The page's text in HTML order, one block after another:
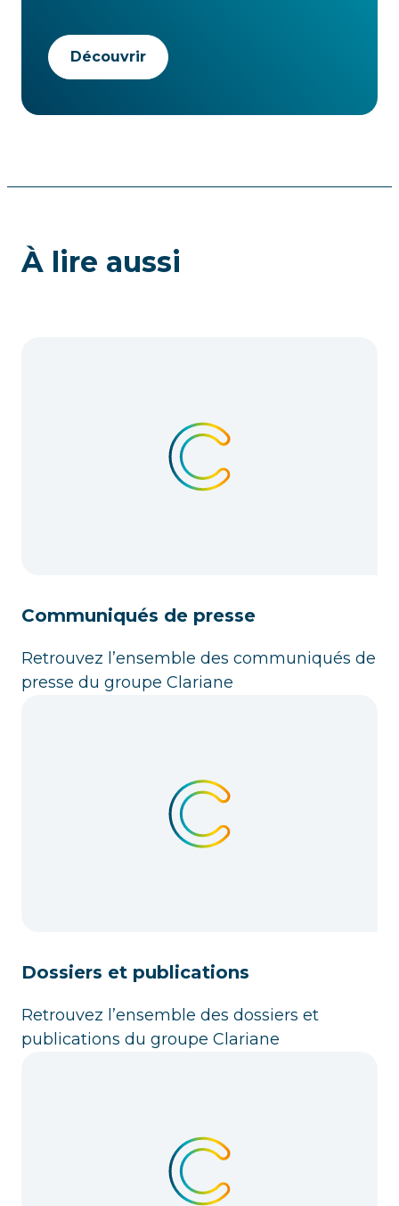
Découvrir
À lire aussi
Communiqués de presse
Retrouvez l’ensemble des communiqués de
presse du groupe Clariane
Dossiers et publications
Retrouvez l’ensemble des dossiers et
publications du groupe Clariane